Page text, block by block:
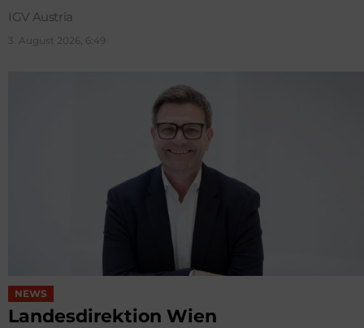
IGV Austria
3. August 2026, 6:49
NEWS
Landesdirektion Wien